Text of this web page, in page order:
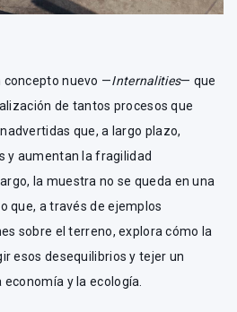
concepto nuevo —Internalities— que
de tantos procesos que
que, a largo plazo,
y aumentan la fragilidad
la muestra no se queda en una
que, a través de ejemplos
sobre el terreno, explora cómo la
esos desequilibrios y tejer un
y la ecología.